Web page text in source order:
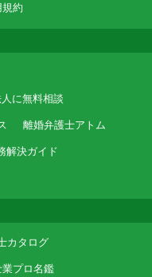
約
に無料相談
離婚弁護士アトム
解決ガイド
カタログ
業プロ名鑑